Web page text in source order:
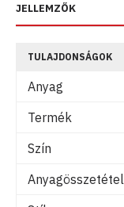
JELLEMZŐK
TULAJDONSÁGOK
Anyag
Termék
Szín
Anyagösszetétel